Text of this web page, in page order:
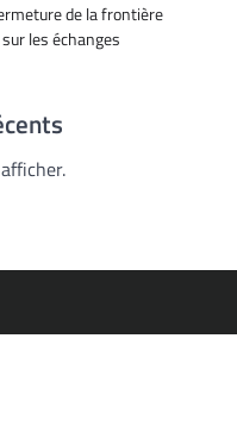
de la frontière
les échanges